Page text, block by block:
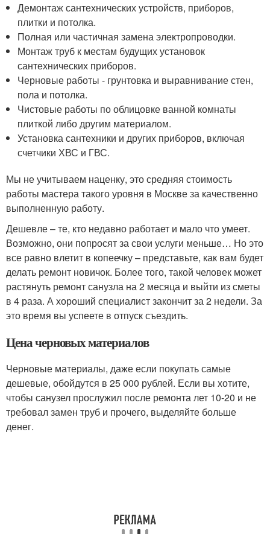
Демонтаж сантехнических устройств, приборов,
плитки и потолка.
Полная или частичная замена электропроводки.
Монтаж труб к местам будущих установок
сантехнических приборов.
Черновые работы - грунтовка и выравнивание стен,
пола и потолка.
Чистовые работы по облицовке ванной комнаты
плиткой либо другим материалом.
Установка сантехники и других приборов, включая
счетчики ХВС и ГВС.
Мы не учитываем наценку, это средняя стоимость
работы мастера такого уровня в Москве за качественно
выполненную работу.
Дешевле – те, кто недавно работает и мало что умеет.
Возможно, они попросят за свои услуги меньше… Но это
все равно влетит в копеечку – представьте, как вам будет
делать ремонт новичок. Более того, такой человек может
растянуть ремонт санузла на 2 месяца и выйти из сметы
в 4 раза. А хороший специалист закончит за 2 недели. За
это время вы успеете в отпуск съездить.
Цена черновых материалов
Черновые материалы, даже если покупать самые
дешевые, обойдутся в 25 000 рублей. Если вы хотите,
чтобы санузел прослужил после ремонта лет 10-20 и не
требовал замен труб и прочего, выделяйте больше
денег.